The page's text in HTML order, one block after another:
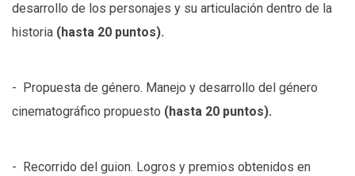
desarrollo de los personajes y su articulación dentro de la
historia (hasta 20 puntos).
- Propuesta de género. Manejo y desarrollo del género
cinematográfico propuesto (hasta 20 puntos).
- Recorrido del guion. Logros y premios obtenidos en